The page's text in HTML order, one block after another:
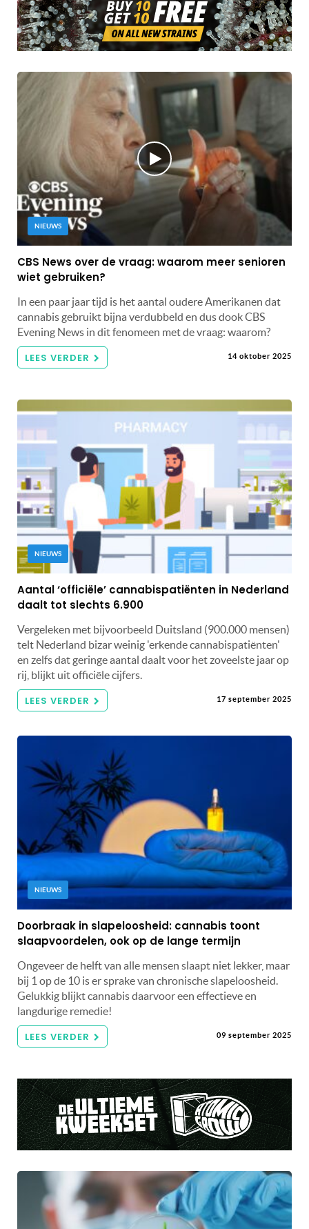
NIEUWS
CBS News over de vraag: waarom meer senioren
wiet gebruiken?
In een paar jaar tijd is het aantal oudere Amerikanen dat
cannabis gebruikt bijna verdubbeld en dus dook CBS
Evening News in dit fenomeen met de vraag: waarom?
LEES VERDER 14 oktober 2025
NIEUWS
Aantal ‘officiële’ cannabispatiënten in Nederland
daalt tot slechts 6.900
Vergeleken met bijvoorbeeld Duitsland (900.000 mensen)
telt Nederland bizar weinig 'erkende cannabispatiënten'
en zelfs dat geringe aantal daalt voor het zoveelste jaar op
rij, blijkt uit officiële cijfers.
LEES VERDER 17 september 2025
NIEUWS
Doorbraak in slapeloosheid: cannabis toont
slaapvoordelen, ook op de lange termijn
Ongeveer de helft van alle mensen slaapt niet lekker, maar
bij 1 op de 10 is er sprake van chronische slapeloosheid.
Gelukkig blijkt cannabis daarvoor een effectieve en
langdurige remedie!
LEES VERDER 09 september 2025